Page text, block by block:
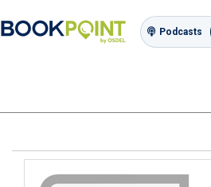
Podcasts